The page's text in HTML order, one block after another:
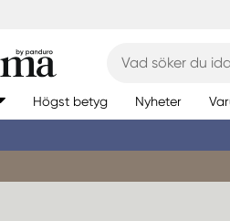
Högst betyg Nyheter